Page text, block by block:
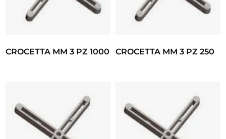
CROCETTA MM 3 PZ 1000 CROCETTA MM 3 PZ 250